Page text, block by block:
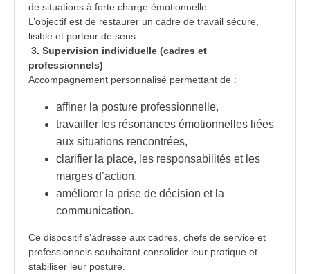
de situations à forte charge émotionnelle.
L’objectif est de restaurer un cadre de travail sécure,
lisible et porteur de sens.
3. Supervision individuelle (cadres et
professionnels)
Accompagnement personnalisé permettant de :
affiner la posture professionnelle,
travailler les résonances émotionnelles liées
aux situations rencontrées,
clarifier la place, les responsabilités et les
marges d’action,
améliorer la prise de décision et la
communication.
Ce dispositif s’adresse aux cadres, chefs de service et
professionnels souhaitant consolider leur pratique et
stabiliser leur posture.